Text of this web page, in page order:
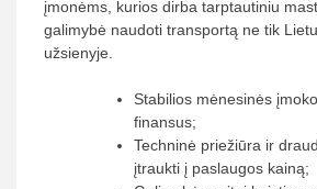
įmonėms, kurios dirba tarptautiniu
galimybė naudoti transportą ne tik
užsienyje.
Stabilios mėnesinės
finansus;
Techninė priežiūra ir
įtraukti į paslaugos kainą;